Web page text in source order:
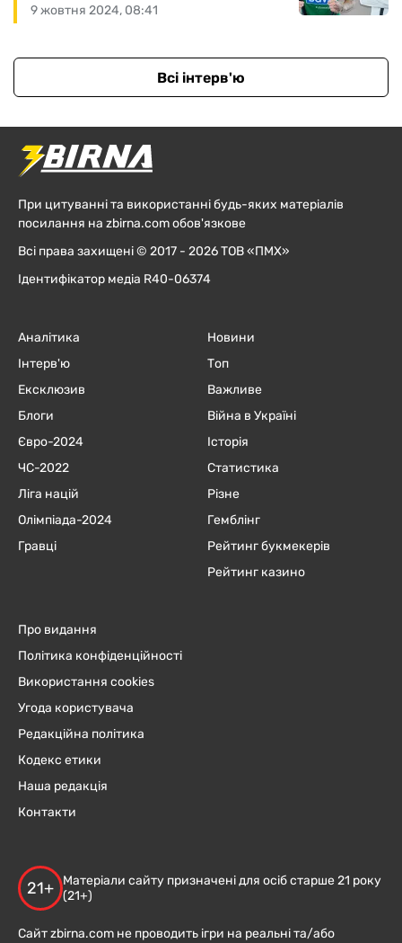
9 жовтня 2024, 08:41
Всі інтерв'ю
При цитуванні та використанні будь-яких матеріалів
посилання на zbirna.com обов'язкове
Всі права захищені © 2017 - 2026 ТОВ «ПМХ»
Ідентифікатор медіа R40-06374
Аналітика
Інтерв'ю
Ексклюзив
Блоги
Євро-2024
ЧC-2022
Ліга націй
Олімпіада-2024
Гравці
Новини
Топ
Важливе
Війна в Україні
Історія
Статистика
Різне
Гемблінг
Рейтинг букмекерів
Рейтинг казино
Про видання
Політика конфіденційності
Використання cookies
Угода користувача
Редакційна політика
Кодекс етики
Наша редакція
Контакти
21+
Матеріали сайту призначені для осіб старше 21 року
(21+)
Сайт zbirna.com не проводить ігри на реальні та/або